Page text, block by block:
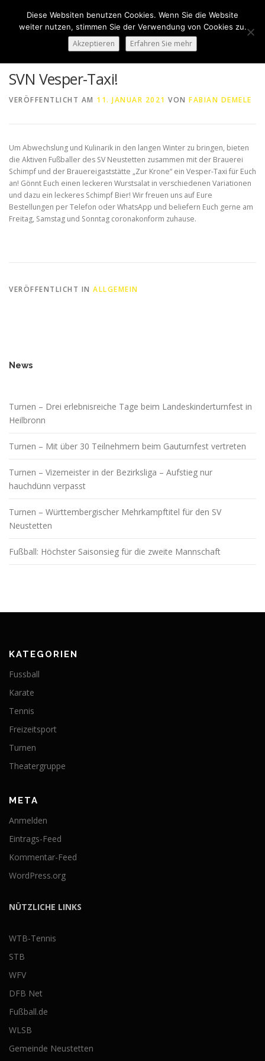
springen
LOGIN
SVN Vesper-Taxi!
VERÖFFENTLICHT AM 11. JANUAR 2021 VON FABIAN DEMELE
Um Abwechslung und Kulinarik in den langen Winter zu bringen, bieten
die Aktiven Fußballer des SV Neustetten zusammen mit der Brauerei
Schimpf und der Brauereigaststätte „Zur Krone“ ein Vesper-Taxi für Euch
an! Gönnt Euch einen leckeren Wurstsalat in verschiedenen Variationen
und dazu ein leckeres Schimpf Bier! Wir freuen uns auf Eure
Bestellungen per Telefon oder WhatsApp und beliefern Euch gerne am
Freitag, Samstag und Sonntag coronakonform zuhause.
VERÖFFENTLICHT IN ALLGEMEIN
News
Turnen – Drei erlebnisreiche Tage beim Landeskinderturnfest in
Heilbronn
Turnen – Mit über 30 Teilnehmern beim Gauturnfest vertreten
Turnen – Vizemeister in der Bezirksliga – Aufstieg nur
hauchdünn verpasst
Turnen – Württembergischer Mehrkampftitel für den SV
Neustetten
Fußball: Höchster Saisonsieg für die zweite Mannschaft
KATEGORIEN
Fussball
Karate
Tennis
Freizeitsport
Turnen
Theatergruppe
META
Anmelden
Eintrags-Feed
Kommentar-Feed
WordPress.org
NÜTZLICHE LINKS
WTB-Tennis
STB
WFV
DFB Net
Fußball.de
WLSB
Gemeinde Neustetten
Diese Websiten benutzen Cookies. Wenn Sie die Website
weiter nutzen, stimmen Sie der Verwendung von Cookies zu.
Akzeptieren Erfahren Sie mehr